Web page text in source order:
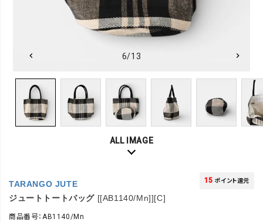
6/13
ALL IMAGE
TARANGO JUTE
ジュートトートバッグ [[AB1140/Mn]][C]
15 ポイント還元
商品番号：AB1140/Mn